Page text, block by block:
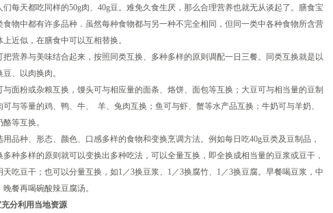
们每天都吃同样的50g肉、40g豆。难免久食生厌，那么合理营养也就无从谈起了。膳食宝
食物中都有许多品种．虽然每种食物都与另一种不完全相同，但同一类中各种食物所含营
近似，在膳食中可以互相替换。
把营养与美味结合起来，按照同类互换、多种多样的原则调配一日三餐。同类互换就是以
、以肉换肉。
粉或杂粮互换，馒头可与相应量的面条、烙饼、面包等互换；大豆可与相当量的豆制
可与等量的鸡、鸭、牛、 羊、兔肉互换；鱼可与虾、蟹等水产品互换；牛奶可与羊奶、
等互换。
用品种、形态、颜色、口感多样的食物和变换烹调方法。例如每日吃40g豆类及豆制品，
多种多样的原则就可以变换出多种吃法，可以全量互换，即全换成相当量的豆浆或豆干，
天吃豆干；也可以分量互换，如1／3换豆浆、1／3换腐竹、1／3换豆腐。早餐喝豆浆，中
餐再喝碗酸辣豆腐汤。
分利用当地资源